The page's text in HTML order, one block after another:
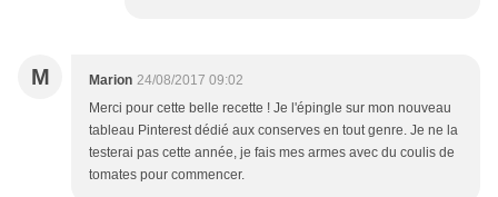
M Marion 24/08/2017 09:02
Merci pour cette belle recette ! Je l'épingle sur mon nouveau
tableau Pinterest dédié aux conserves en tout genre. Je ne la
testerai pas cette année, je fais mes armes avec du coulis de
tomates pour commencer.